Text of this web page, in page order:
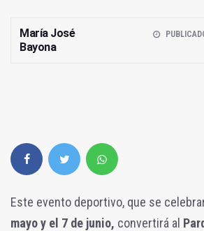
María José
Bayona
Este evento deportivo, que se
mayo y el 7 de junio, convertirá al